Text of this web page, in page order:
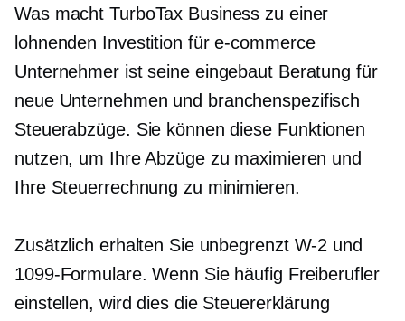
Was macht TurboTax Business zu einer
lohnenden Investition füre-commerce
Unternehmer ist seine eingebautBeratung für
neue Unternehmen und branchenspezifisch
Steuerabzüge. Sie können diese Funktionen
nutzen, um Ihre Abzüge zu maximieren und
Ihre Steuerrechnung zu minimieren.
Zusätzlich erhalten Sie unbegrenzt W-2 und
1099-Formulare. Wenn Sie häufig Freiberufler
einstellen, wird dies die Steuererklärung